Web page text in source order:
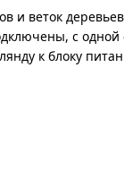
и веток
с
к блоку